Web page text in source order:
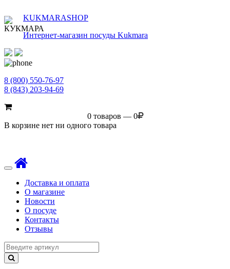
KUKMARASHOP
Интернет-магазин посуды Kukmara
8 (800) 550-76-97
8 (843) 203-94-69
0 товаров — 0
В корзине нет ни одного товара
Toggle
navigationДоставка и оплата
О магазине
Новости
О посуде
Контакты
Отзывы